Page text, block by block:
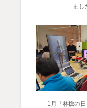
まし
1月「林檎の